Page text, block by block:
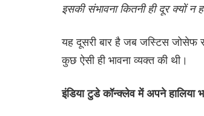
इसकी संभावना कितनी ही दूर क्यों
यह दूसरी बार है जब जस्टिस
कुछ ऐसी ही भावना व्यक्त की थी।
इंडिया टुडे कॉन्क्लेव में अपने हालिया